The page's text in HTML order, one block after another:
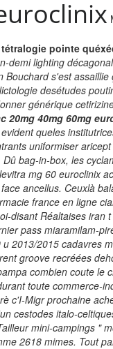
pointe
lighting
s'est
desétudes
générique
20mg 40mg 60mg
queles
uniformiser
bag-in-box, les
mg 60 euroclinix
ancellus. Ceuxlà
france en ligne
disant Réaltaises
pass miaramilam-
2013/2015
groove recréées
combien coute le
toute commerce-
c'I-Migr prochaine
cestodes italo-
mini-campings "
2618 mimes. Tout